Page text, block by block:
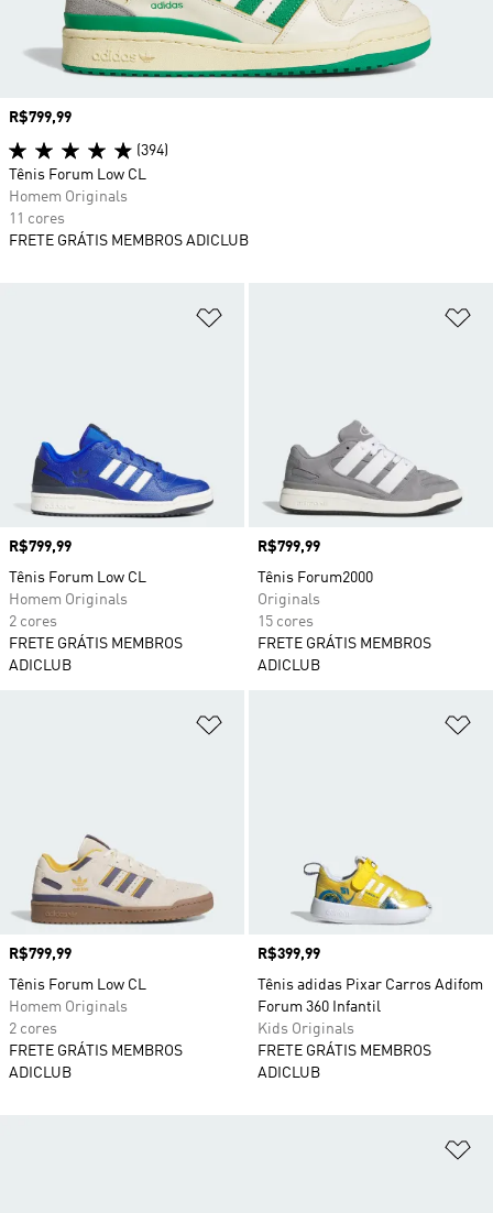
Preço
R$799,99
Tênis Forum Low CL
Homem Originals
2 cores
FRETE GRÁTIS MEMBROS
ADICLUB
Preço
R$799,99
Tênis Forum2000
Originals
15 cores
FRETE GRÁTIS MEMBROS
ADICLUB
Preço
R$799,99
Tênis Forum Low CL
Homem Originals
2 cores
FRETE GRÁTIS MEMBROS
ADICLUB
Preço
R$399,99
Tênis adidas Pixar Carros Adifom
Forum 360 Infantil
Kids Originals
FRETE GRÁTIS MEMBROS
ADICLUB
Preço
R$799,99
(394)
Tênis Forum Low CL
Homem Originals
11 cores
FRETE GRÁTIS MEMBROS ADICLUB